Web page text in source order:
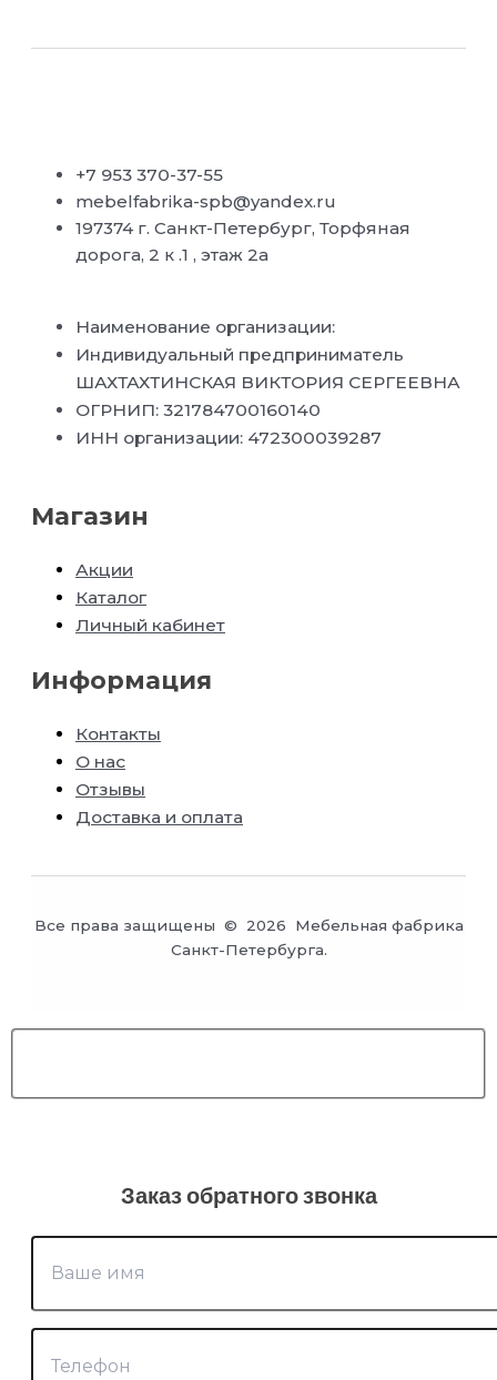
+7 953 370-37-55
mebelfabrika-spb@yandex.ru
197374 г. Санкт-Петербург, Торфяная
дорога, 2 к .1 , этаж 2а
Наименование организации:
Индивидуальный предприниматель
ШАХТАХТИНСКАЯ ВИКТОРИЯ СЕРГЕЕВНА
ОГРНИП: 321784700160140
ИНН организации: 472300039287
Магазин
Акции
Каталог
Личный кабинет
Информация
Контакты
О нас
Отзывы
Доставка и оплата
Все права защищены © 2026 Мебельная фабрика
Санкт-Петербурга.
Заказ обратного звонка